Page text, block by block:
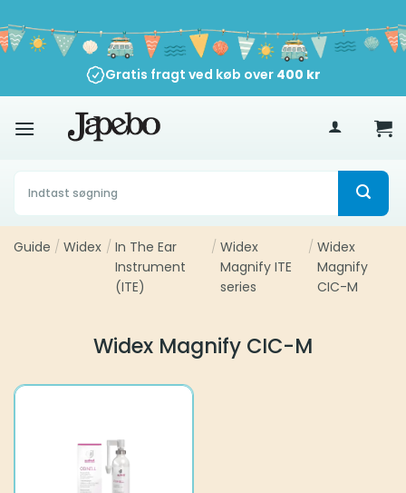
til
indhold
Gratis fragt ved køb over 400 kr
Søg
efter:
Guide / Widex / In The Ear
Instrument
(ITE)
/ Widex
Magnify ITE
series
/ Widex
Magnify
CIC-M
Widex Magnify CIC-M